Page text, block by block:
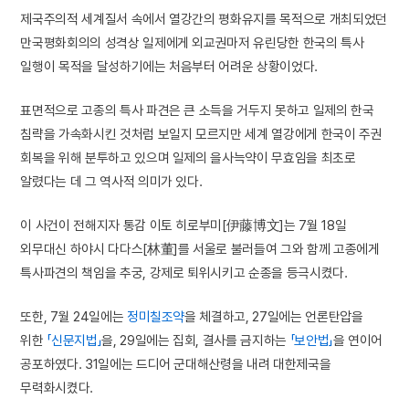
제국주의적 세계질서 속에서 열강간의 평화유지를 목적으로 개최되었던
만국평화회의의 성격상 일제에게 외교권마저 유린당한 한국의 특사
일행이 목적을 달성하기에는 처음부터 어려운 상황이었다.
표면적으로 고종의 특사 파견은 큰 소득을 거두지 못하고 일제의 한국
침략을 가속화시킨 것처럼 보일지 모르지만 세계 열강에게 한국이 주권
회복을 위해 분투하고 있으며 일제의 을사늑약이 무효임을 최초로
알렸다는 데 그 역사적 의미가 있다.
이 사건이 전해지자 통감 이토 히로부미[伊藤博文]는 7월 18일
외무대신 하야시 다다스[林董]를 서울로 불러들여 그와 함께 고종에게
특사파견의 책임을 추궁, 강제로 퇴위시키고 순종을 등극시켰다.
또한, 7월 24일에는 정미칠조약을 체결하고, 27일에는 언론탄압을
위한 「신문지법」을, 29일에는 집회, 결사를 금지하는 「보안법」을 연이어
공포하였다. 31일에는 드디어 군대해산령을 내려 대한제국을
무력화시켰다.